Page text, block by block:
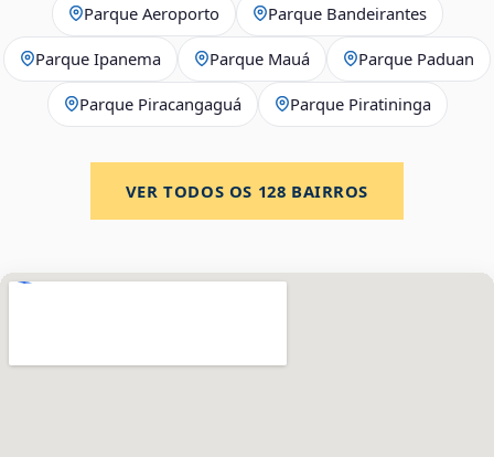
Parque Aeroporto Parque Bandeirantes
Parque Ipanema Parque Mauá Parque Paduan
Parque Piracangaguá Parque Piratininga
VER TODOS OS 128 BAIRROS